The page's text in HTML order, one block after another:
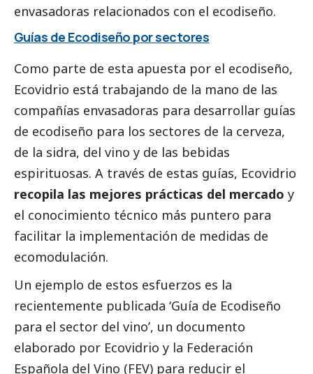
envasadoras relacionados con el ecodiseño.
Guías de Ecodiseño por sectores
Como parte de esta apuesta por el ecodiseño,
Ecovidrio está trabajando de la mano de las
compañías envasadoras para desarrollar guías
de ecodiseño para los sectores de la cerveza,
de la sidra, del vino y de las bebidas
espirituosas. A través de estas guías, Ecovidrio
recopila las mejores prácticas del mercado y
el conocimiento técnico más puntero para
facilitar la implementación de medidas de
ecomodulación.
Un ejemplo de estos esfuerzos es la
recientemente publicada ‘Guía de Ecodiseño
para el sector del vino’, un documento
elaborado por Ecovidrio y la Federación
Española del Vino (FEV) para reducir el